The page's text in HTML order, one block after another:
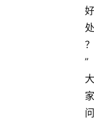
好
处
？
”
大
家
问